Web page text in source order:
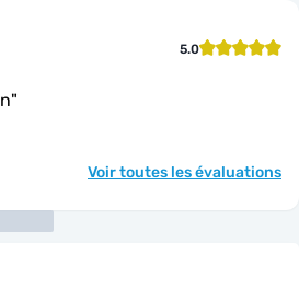
5.0
"
Voir toutes les évaluations